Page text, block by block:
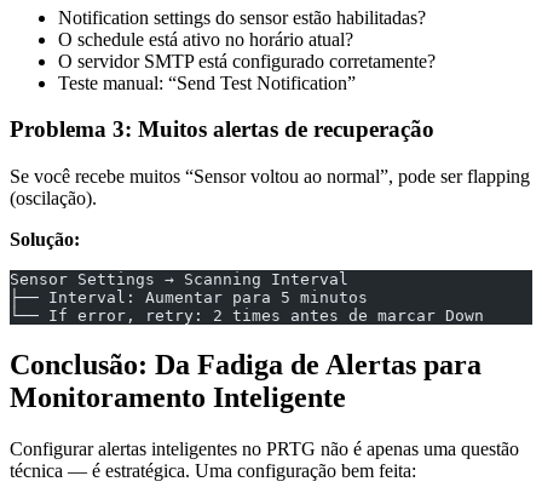
Notification settings do sensor estão habilitadas?
O schedule está ativo no horário atual?
O servidor SMTP está configurado corretamente?
Teste manual: “Send Test Notification”
Problema 3: Muitos alertas de recuperação
Se você recebe muitos “Sensor voltou ao normal”, pode ser flapping
(oscilação).
Solução:
Sensor Settings → Scanning Interval
├── Interval: Aumentar para 5 minutos
└── If error, retry: 2 times antes de marcar Down
Conclusão: Da Fadiga de Alertas para
Monitoramento Inteligente
Configurar alertas inteligentes no PRTG não é apenas uma questão
técnica — é estratégica. Uma configuração bem feita: